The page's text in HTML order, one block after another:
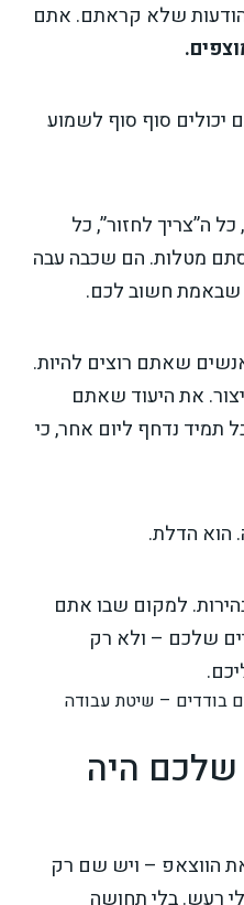
שלא קראתם. אתם
סוף סוף לשמוע
ה”צריך לחזור”, כל
מטלות. הם שכבה עבה
חשוב לכם.
שאתם רוצים להיות.
את היעוד שאתם
נדחף ליום אחר, כי
הוא הדלת.
למקום שבו אתם
שלכם – ולא רק
בודדים – שיטת עבודה
היה
הווצאפ – ויש שם רק
רעש. בלי תחושה